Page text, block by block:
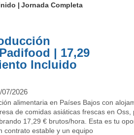
Jornada Completa
| 17,29
Incluido
07/2026
alimentaria en Países Bajos con
de comidas asiáticas frescas en Oss,
17,29 € brutos/hora. Esta es tu
contrato estable y un equipo